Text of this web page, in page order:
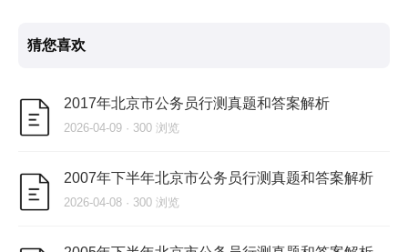
猜您喜欢
2017年北京市公务员行测真题和答案解析
2026-04-09 · 300 浏览
2007年下半年北京市公务员行测真题和答案解析
2026-04-08 · 300 浏览